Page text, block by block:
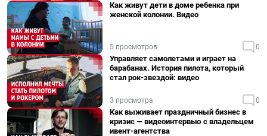
Как живут дети в доме ребенка при
женской колонии. Видео
5 просмотров 0
Управляет самолетами и играет на
барабанах. История пилота, который
стал рок-звездой: видео
3 просмотра 0
Как выживает праздничный бизнес в
кризис — видеоинтервью с владельцем
ивент-агентства